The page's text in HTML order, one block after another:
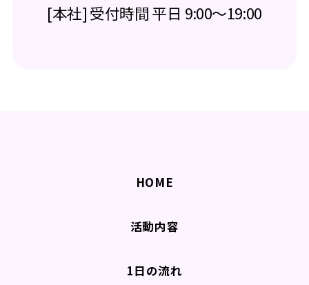
[本社] 受付時間 平日 9:00～19:00
HOME
活動内容
1日の流れ